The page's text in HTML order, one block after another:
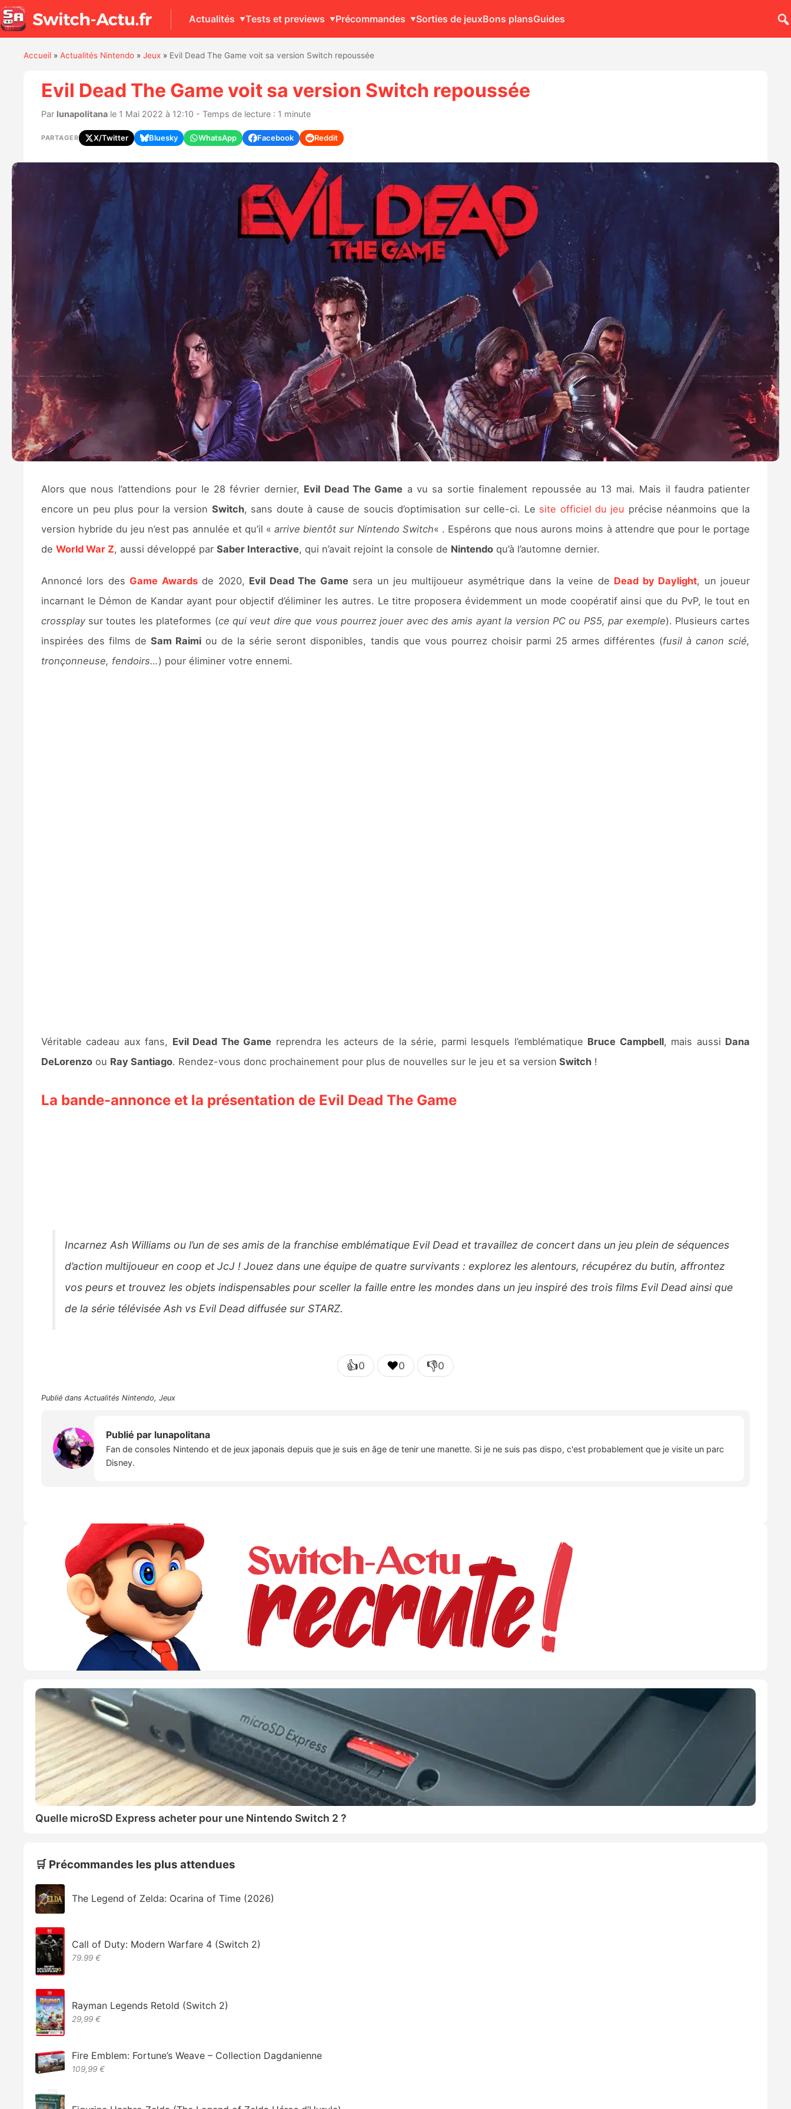
Actualités Tests et previews Précommandes Sorties de jeuxBons plansGuides
Accueil» Actualités Nintendo» Jeux» Evil Dead The Game voit sa version Switch repoussée
Evil Dead The Game voit sa version Switch repoussée
Par lunapolitanale 1 Mai 2022 à 12:10 - Temps de lecture : 1 minute
PARTAGER X/Twitter Bluesky WhatsApp Facebook Reddit
Alors que nous l’attendions pour le 28 février dernier, Evil Dead The Game a vu sa sortie finalement repoussée au 13 mai. Mais il faudra patienter
encore un peu plus pour la version Switch, sans doute à cause de soucis d’optimisation sur celle-ci. Le site officiel du jeu précise néanmoins que la
version hybride du jeu n’est pas annulée et qu’il «arrive bientôt sur Nintendo Switch« . Espérons que nous aurons moins à attendre que pour le portage
de World War Z, aussi développé par Saber Interactive, qui n’avait rejoint la console de Nintendoqu’à l’automne dernier.
Annoncé lors des Game Awardsde 2020, Evil Dead The Gamesera un jeu multijoueur asymétrique dans la veine de Dead by Daylight, un joueur
incarnant le Démon de Kandar ayant pour objectif d’éliminer les autres. Le titre proposera évidemment un mode coopératif ainsi que du PvP, le tout en
crossplaysur toutes les plateformes (ce qui veut dire que vous pourrez jouer avec des amis ayant la version PC ou PS5, par exemple). Plusieurs cartes
inspirées des films de Sam Raimi ou de la série seront disponibles, tandis que vous pourrez choisir parmi 25 armes différentes (fusil à canon scié,
tronçonneuse, fendoirs…) pour éliminer votre ennemi.
Véritable cadeau aux fans, Evil Dead The Game reprendra les acteurs de la série, parmi lesquels l’emblématique Bruce Campbell, mais aussi Dana
DeLorenzoou Ray Santiago. Rendez-vous donc prochainement pour plus de nouvelles sur le jeu et sa version Switch!
La bande-annonce et la présentation de Evil Dead The Game
Incarnez Ash Williams ou l’un de ses amis de la franchise emblématique Evil Dead et travaillez de concert dans un jeu plein de séquences
d’action multijoueur en coop et JcJ ! Jouez dans une équipe de quatre survivants : explorez les alentours, récupérez du butin, affrontez
vos peurs et trouvez les objets indispensables pour sceller la faille entre les mondes dans un jeu inspiré des trois films Evil Dead ainsi que
de la série télévisée Ash vs Evil Dead diffusée sur STARZ.
👍0 ❤️0 👎0
Publié dans Actualités Nintendo, Jeux
Publié par lunapolitana
Fan de consoles Nintendo et de jeux japonais depuis que je suis en âge de tenir une manette. Si je ne suis pas dispo, c'est probablement que je visite un parc
Disney.
Quelle microSD Express acheter pour une Nintendo Switch 2 ?
🛒 Précommandes les plus attendues
The Legend of Zelda: Ocarina of Time (2026)
Call of Duty: Modern Warfare 4 (Switch 2)
79.99 €
Rayman Legends Retold (Switch 2)
29,99 €
Fire Emblem: Fortune’s Weave – Collection Dagdanienne
109,99 €